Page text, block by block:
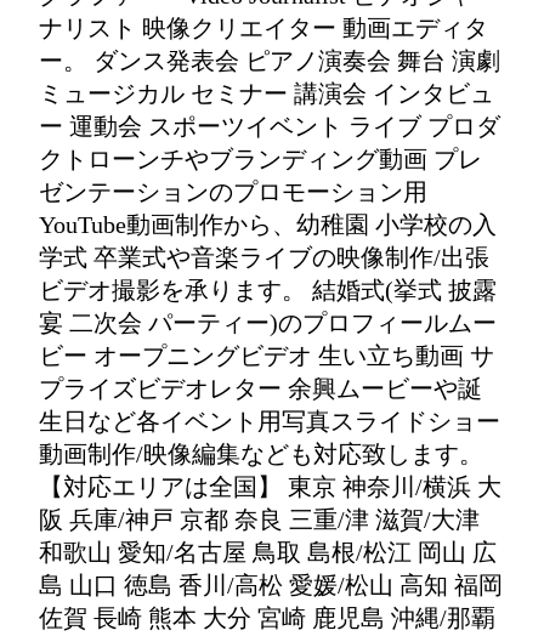
ナリスト 映像クリエイター 動画エディタ
ー。 ダンス発表会 ピアノ演奏会 舞台 演劇
ミュージカル セミナー 講演会 インタビュ
ー 運動会 スポーツイベント ライブ プロダ
クトローンチやブランディング動画 プレ
ゼンテーションのプロモーション用
YouTube動画制作から、幼稚園 小学校の入
学式 卒業式や音楽ライブの映像制作/出張
ビデオ撮影を承ります。 結婚式(挙式 披露
宴 二次会 パーティー)のプロフィールムー
ビー オープニングビデオ 生い立ち動画 サ
プライズビデオレター 余興ムービーや誕
生日など各イベント用写真スライドショー
動画制作/映像編集なども対応致します。
【対応エリアは全国】 東京 神奈川/横浜 大
阪 兵庫/神戸 京都 奈良 三重/津 滋賀/大津
和歌山 愛知/名古屋 鳥取 島根/松江 岡山 広
島 山口 徳島 香川/高松 愛媛/松山 高知 福岡
佐賀 長崎 熊本 大分 宮崎 鹿児島 沖縄/那覇